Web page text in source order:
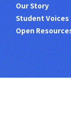
Our Story
Student Voices
Open